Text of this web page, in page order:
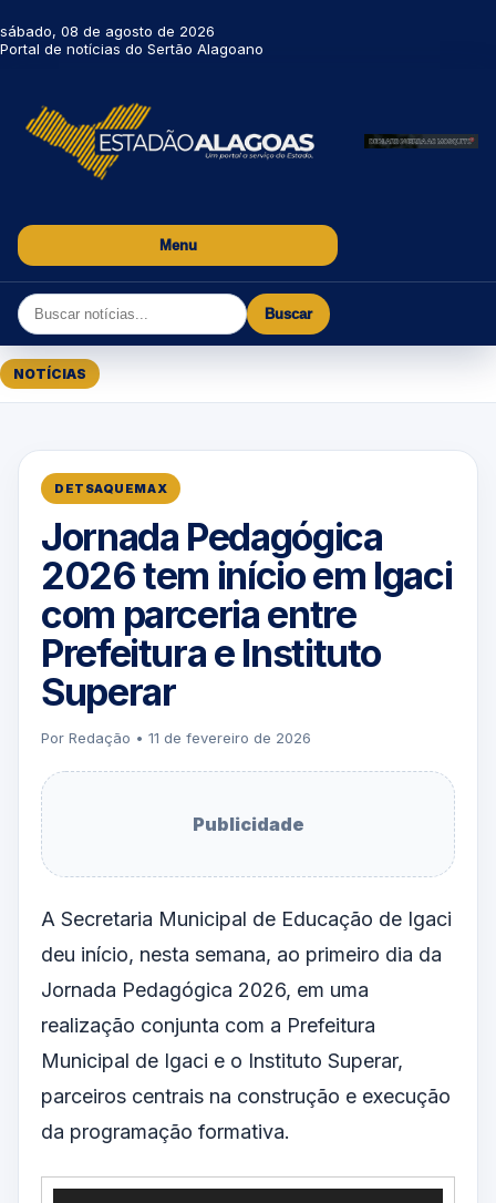
sábado, 08 de agosto de 2026
Portal de notícias do Sertão Alagoano
Menu
Buscar
NOTÍCIAS
DETSAQUEMAX
Jornada Pedagógica
2026 tem início em Igaci
com parceria entre
Prefeitura e Instituto
Superar
Por Redação • 11 de fevereiro de 2026
Publicidade
A Secretaria Municipal de Educação de Igaci
deu início, nesta semana, ao primeiro dia da
Jornada Pedagógica 2026, em uma
realização conjunta com a Prefeitura
Municipal de Igaci e o Instituto Superar,
parceiros centrais na construção e execução
da programação formativa.